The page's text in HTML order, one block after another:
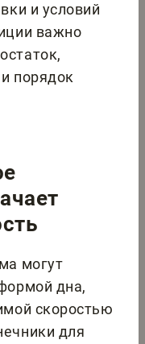
и условий
важно
порядок
могут
дна,
скоростью
для